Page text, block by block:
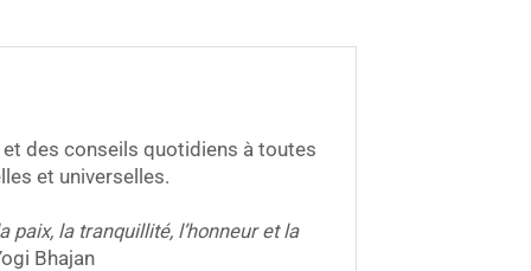
des conseils quotidiens à toutes
et universelles.
paix, la tranquillité, l’honneur et la
Bhajan